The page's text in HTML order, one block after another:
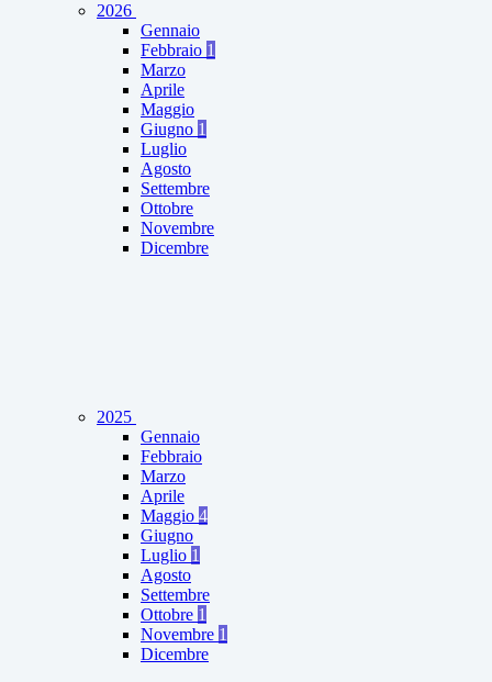
2026
Gennaio
Febbraio 1
Marzo
Aprile
Maggio
Giugno 1
Luglio
Agosto
Settembre
Ottobre
Novembre
Dicembre
2025
Gennaio
Febbraio
Marzo
Aprile
Maggio 4
Giugno
Luglio 1
Agosto
Settembre
Ottobre 1
Novembre 1
Dicembre